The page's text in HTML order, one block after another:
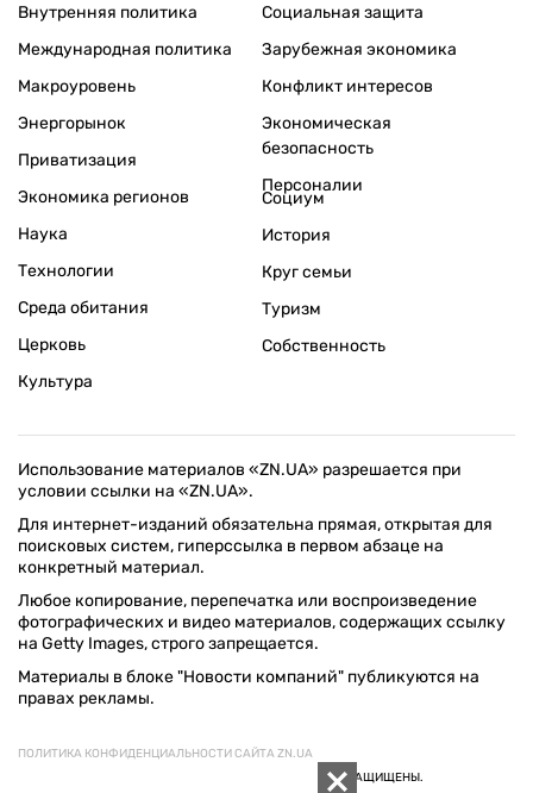
Внутренняя политика
Международная политика
Макроуровень
Энергорынок
Приватизация
Экономика регионов
Социальная защита
Зарубежная экономика
Конфликт интересов
Экономическая
безопасность
Персоналии
Наука
Технологии
Среда обитания
Церковь
Культура
Социум
История
Круг семьи
Туризм
Собственность
Использование материалов «ZN.UA» разрешается при
условии ссылки на «ZN.UA».
Для интернет-изданий обязательна прямая, открытая для
поисковых систем, гиперссылка в первом абзаце на
конкретный материал.
Любое копирование, перепечатка или воспроизведение
фотографических и видео материалов, содержащих ссылку
на Getty Images, строго запрещается.
Материалы в блоке "Новости компаний" публикуются на
правах рекламы.
ПОЛИТИКА КОНФИДЕНЦИАЛЬНОСТИ САЙТА ZN.UA
© 1994–2026 «ЗЕРКАЛО НЕДЕЛИ. УКРАИНА». ВСЕ ПРАВА ЗАЩИЩЕНЫ.